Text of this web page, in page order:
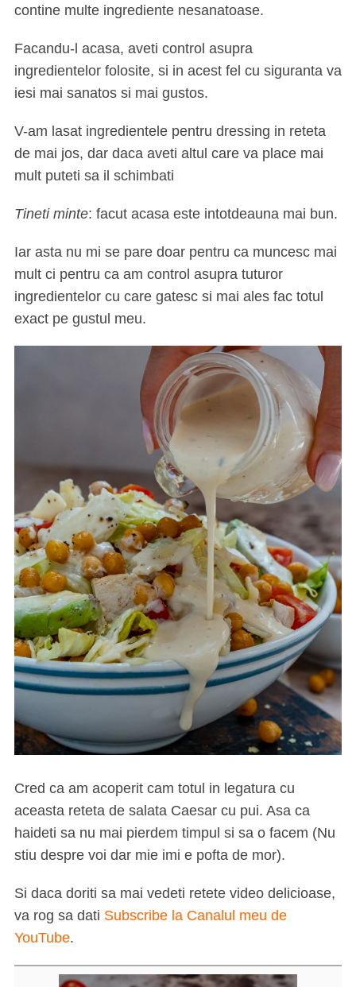
contine multe ingrediente nesanatoase.
Facandu-l acasa, aveti control asupra
ingredientelor folosite, si in acest fel cu siguranta va
iesi mai sanatos si mai gustos.
V-am lasat ingredientele pentru dressing in reteta
de mai jos, dar daca aveti altul care va place mai
mult puteti sa il schimbati
Tineti minte: facut acasa este intotdeauna mai bun.
Iar asta nu mi se pare doar pentru ca muncesc mai
mult ci pentru ca am control asupra tuturor
ingredientelor cu care gatesc si mai ales fac totul
exact pe gustul meu.
Cred ca am acoperit cam totul in legatura cu
aceasta reteta de salata Caesar cu pui. Asa ca
haideti sa nu mai pierdem timpul si sa o facem (Nu
stiu despre voi dar mie imi e pofta de mor).
Si daca doriti sa mai vedeti retete video delicioase,
va rog sa dati Subscribe la Canalul meu de
YouTube.